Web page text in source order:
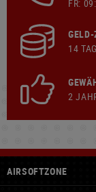
FR:
14
2
AIRSOFTZONE